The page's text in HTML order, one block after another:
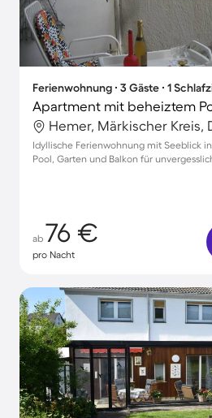
Ferienwohnung ∙ 3 Gäste ∙ 1
Hemer, Märkischer Kreis,
Idyllische Ferienwohnung mit Seeblick
Pool, Garten und Balkon für
ab 76 €
pro Nacht